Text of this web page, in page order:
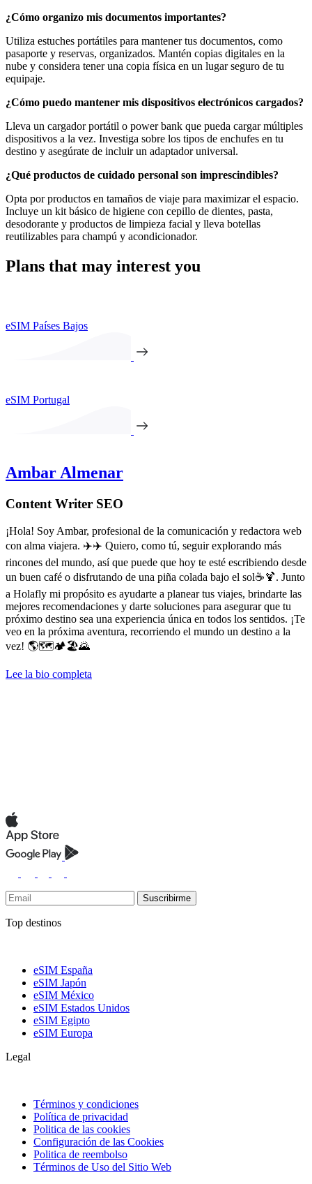
¿Cómo organizo mis documentos importantes?
Utiliza estuches portátiles para mantener tus documentos, como
pasaporte y reservas, organizados. Mantén copias digitales en la
nube y considera tener una copia física en un lugar seguro de tu
equipaje.
¿Cómo puedo mantener mis dispositivos electrónicos cargados?
Lleva un cargador portátil o power bank que pueda cargar múltiples
dispositivos a la vez. Investiga sobre los tipos de enchufes en tu
destino y asegúrate de incluir un adaptador universal.
¿Qué productos de cuidado personal son imprescindibles?
Opta por productos en tamaños de viaje para maximizar el espacio.
Incluye un kit básico de higiene con cepillo de dientes, pasta,
desodorante y productos de limpieza facial y lleva botellas
reutilizables para champú y acondicionador.
Plans that may interest you
eSIM Países Bajos
eSIM Portugal
Ambar Almenar
Content Writer SEO
¡Hola! Soy Ambar, profesional de la comunicación y redactora web
con alma viajera. ✈️✈️ Quiero, como tú, seguir explorando más
rincones del mundo, así que puede que hoy te esté escribiendo desde
un buen café o disfrutando de una piña colada bajo el sol☕️🍹. Junto
a Holafly mi propósito es ayudarte a planear tus viajes, brindarte las
mejores recomendaciones y darte soluciones para asegurar que tu
próximo destino sea una experiencia única en todos los sentidos. ¡Te
veo en la próxima aventura, recorriendo el mundo un destino a la
vez! 🌎🗺️🏕️🏖️🌄
Lee la bio completa
Suscribirme
Top destinos
eSIM España
eSIM Japón
eSIM México
eSIM Estados Unidos
eSIM Egipto
eSIM Europa
Legal
Términos y condiciones
Política de privacidad
Politica de las cookies
Configuración de las Cookies
Politica de reembolso
Términos de Uso del Sitio Web